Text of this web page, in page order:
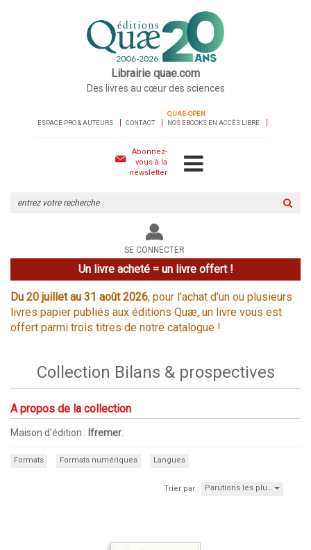
Librairie quae.com
Des livres au cœur des sciences
ESPACE PRO & AUTEURS CONTACT
QUAE-OPEN
NOS EBOOKS EN ACCÈS LIBRE
Abonnez-
vous à la
newsletter
le
site
SE CONNECTER
Un livre acheté = un livre offert !
Du 20 juillet au 31 août 2026, pour l'achat d'un ou plusieurs
livres papier publiés aux éditions Quæ, un livre vous est
offert parmi trois titres de notre catalogue !
Collection Bilans & prospectives
A propos de la collection
Maison d'édition : Ifremer
Formats Formats numériques Langues
Trier par : Parutions les plu…